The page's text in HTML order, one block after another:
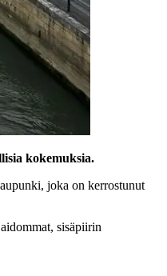
kokemuksia.
joka on kerrostunut
sisäpiirin